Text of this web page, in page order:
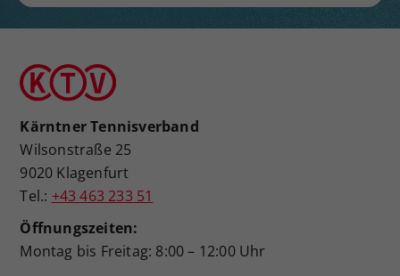
Kärntner Tennisverband
Wilsonstraße 25
9020 Klagenfurt
Tel.: +43 463 233 51
Öffnungszeiten:
Montag bis Freitag: 8:00 – 12:00 Uhr